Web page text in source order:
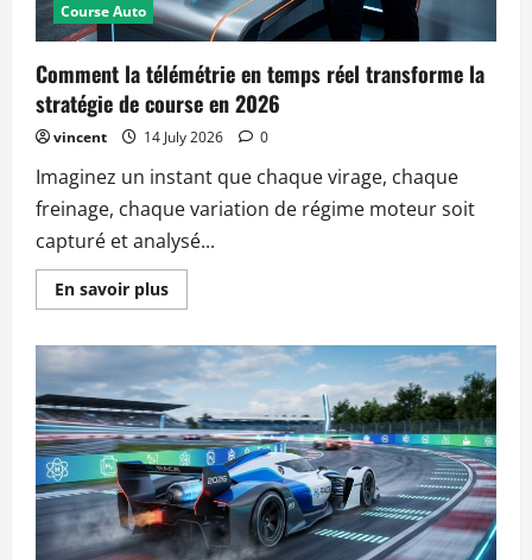
Course Auto
Comment la télémétrie en temps réel transforme la
stratégie de course en 2026
vincent 14 July 2026 0
Imaginez un instant que chaque virage, chaque
freinage, chaque variation de régime moteur soit
capturé et analysé...
En savoir plusRead
more
la
télémétrie
en
temps
réel
transforme
la
stratégie
de
course
en
2026